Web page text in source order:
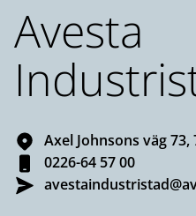
Avesta
Axel Johnsons väg 73,
0226-64 57 00